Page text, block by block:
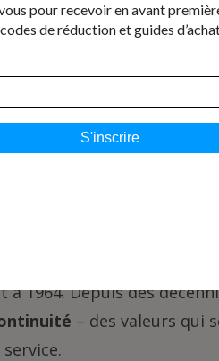
et
est une
1964. Depuis des
– des valeurs qui
pour recevoir en avant
de réduction et guides